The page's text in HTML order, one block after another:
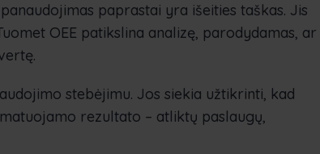
paprastai yra išeities taškas. Jis
OEE patikslina analizę, parodydamas, ar
stebėjimu. Jos siekia užtikrinti, kad
rezultato – atliktų paslaugų,